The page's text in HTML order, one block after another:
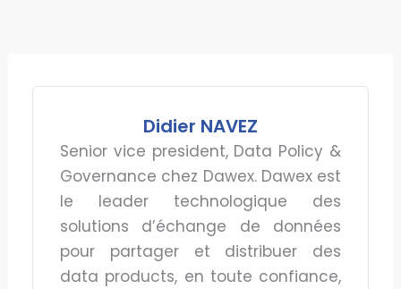
Didier NAVEZ
Senior vice president, Data Policy &
Governance chez Dawex. Dawex est
le leader technologique des
solutions d’échange de données
pour partager et distribuer des
data products, en toute confiance,